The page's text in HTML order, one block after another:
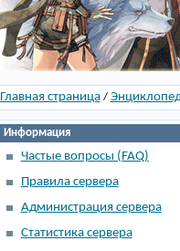
Главная страница/
Информация
Частые вопросы (FAQ)
Правила сервера
Администрация сервера
Статистика сервера